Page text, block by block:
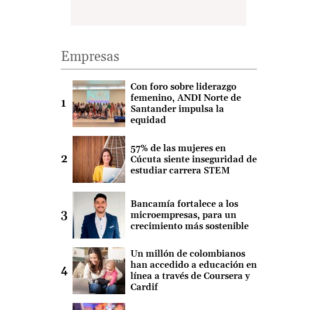
Empresas
Con foro sobre liderazgo
femenino, ANDI Norte de
Santander impulsa la
equidad
57% de las mujeres en
Cúcuta siente inseguridad de
estudiar carrera STEM
Bancamía fortalece a los
microempresas, para un
crecimiento más sostenible
Un millón de colombianos
han accedido a educación en
línea a través de Coursera y
Cardif